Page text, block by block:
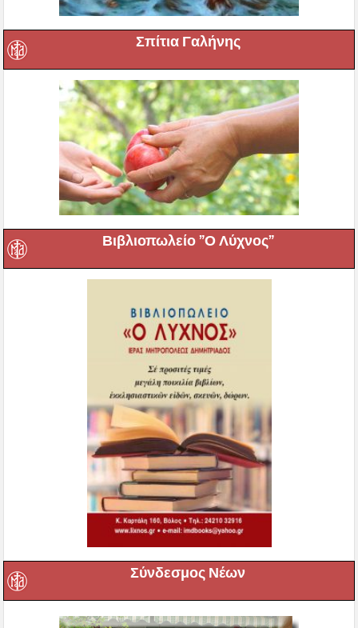
Σπίτια Γαλήνης
Βιβλιοπωλείο ”Ο Λύχνος”
Σύνδεσμος Νέων